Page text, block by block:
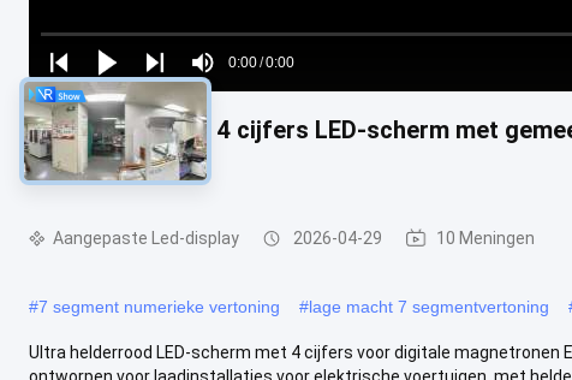
Play
next
Play
Play
next
Mute
Time
0:00/0:00
Loaded:
0%
Ultra helderrood 4 cijfers LED-scherm met
magnetronen
Aangepaste Led-display 2026-04-29 10 Meningen
#7 segment numerieke vertoning #lage macht 7 segmentvertoning
Ultra helderrood LED-scherm met 4 cijfers voor digitale magnetronen
ontworpen voor laadinstallaties voor elektrische voertuigen, met